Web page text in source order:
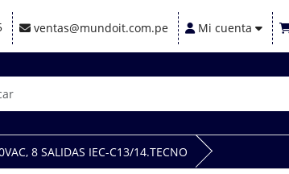
ventas@mundoit.com.pe Mi cuenta
8 SALIDAS IEC-C13/14.TECNO